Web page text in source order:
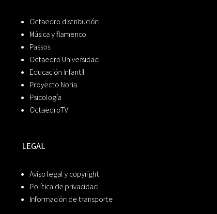
Octaedro distribución
Música y flamenco
Passos
Octaedro Universidad
Educación Infantil
Proyecto Noria
Psicología
OctaedroTV
LEGAL
Aviso legal y copyright
Política de privacidad
Información de transporte